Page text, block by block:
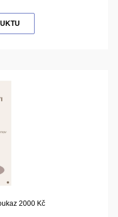
2000 Kč